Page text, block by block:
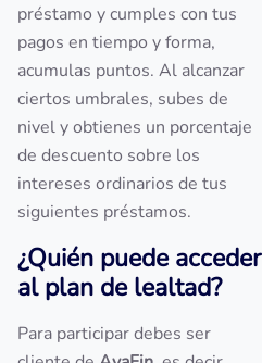
préstamo y cumples con tus
pagos en tiempo y forma,
acumulas puntos. Al alcanzar
ciertos umbrales, subes de
nivel y obtienes un porcentaje
de descuento sobre los
intereses ordinarios de tus
siguientes préstamos.
¿Quién puede acceder
al plan de lealtad?
Para participar debes ser